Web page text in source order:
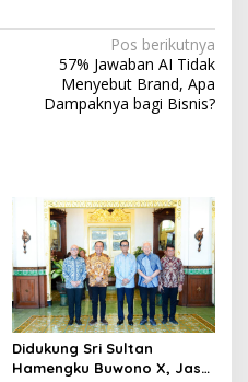
Pos berikutnya
57% Jawaban AI Tidak
Menyebut Brand, Apa
Dampaknya bagi Bisnis?
Didukung Sri Sultan
Hamengku Buwono X, Jasa